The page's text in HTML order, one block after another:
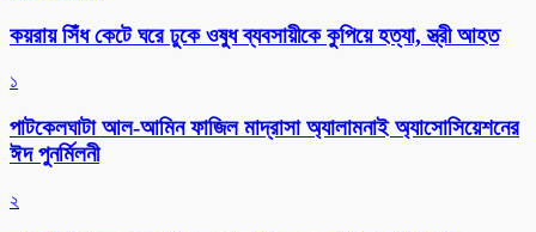
কয়রায় সিঁধ কেটে ঘরে ঢুকে ওষুধ ব্যবসায়ীকে কুপিয়ে হত্যা, স্ত্রী আহত
১
পাটকেলঘাটা আল-আমিন ফাজিল মাদ্রাসা অ্যালামনাই অ্যাসোসিয়েশনের
ঈদ পুনর্মিলনী
২